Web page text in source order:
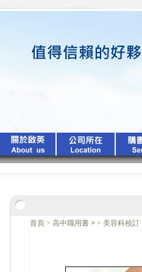
首頁 > 高中職用書 > > 美容科校訂